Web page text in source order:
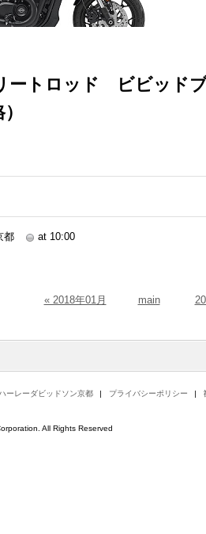
ートロッド ビビッド
都 at 10:00
« 2018年01月 main
ハーレーダビッドソン京都 プライバシーポリシー
All Rights Reserved